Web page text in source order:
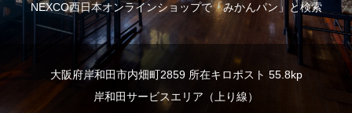
NEXCO西日本オンラインショップで「みかんパン」と検索
大阪府岸和田市内畑町2859 所在キロポスト 55.8kp
岸和田サービスエリア（上り線）